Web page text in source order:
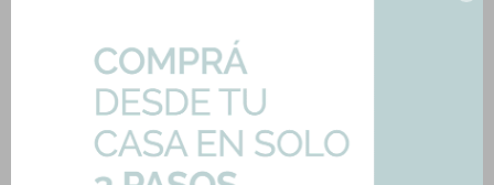
Art: MUNARI-CIMENTO-AC-60|1.80mts2
U$S 50,07
-
Son: 1.80 mts
50.07